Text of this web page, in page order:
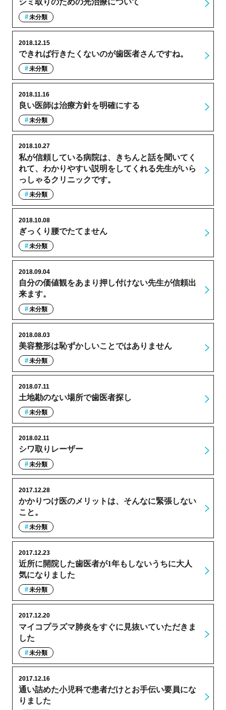
シミ取りのための光治療について
未分類
できれば行きたくないのが歯医者さんですね。
2018.12.15
未分類
良い医師は治療方針を明確にする
2018.11.16
未分類
私が信頼している病院は、きちんと話を聞いてく
れて、わかりやすい説明をしてくれる先生がいら
っしゃるクリニックです。
2018.10.27
未分類
ぎっくり腰でたてません
2018.10.08
未分類
自分の価値観をあまり押し付けない先生が信頼出
来ます。
2018.09.04
未分類
美容整形は恥ずかしいことではありません
2018.08.03
未分類
土地勘のない場所で歯医者探し
2018.07.11
未分類
シワ取りレーザー
2018.02.11
未分類
かかりつけ医のメリットは、そんなに緊張しない
こと。
2017.12.28
未分類
近所に開院した歯医者が1年もしないうちに大人
気になりました
2017.12.23
未分類
マイコプラズマ肺炎をすぐに見抜いていただきま
した
2017.12.20
未分類
通い詰めた小児科で患者だけとお手伝い要員にな
りました
2017.12.16